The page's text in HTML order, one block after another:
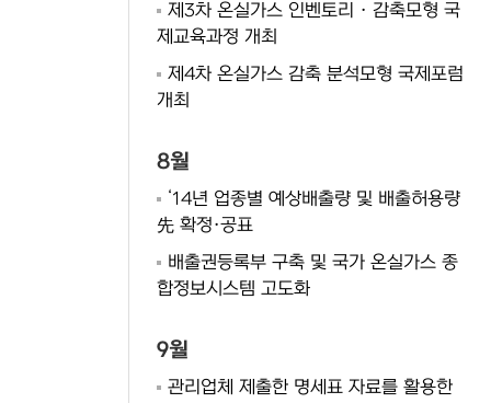
제3차 온실가스 인벤토리 · 감축모형 국
제교육과정 개최
제4차 온실가스 감축 분석모형 국제포럼
개최
8월
‘14년 업종별 예상배출량 및 배출허용량
先 확정·공표
배출권등록부 구축 및 국가 온실가스 종
합정보시스템 고도화
9월
관리업체 제출한 명세표 자료를 활용한